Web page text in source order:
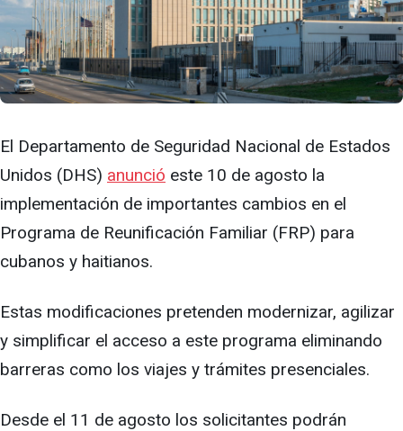
El Departamento de Seguridad Nacional de Estados
Unidos (DHS) anunció este 10 de agosto la
implementación de importantes cambios en el
Programa de Reunificación Familiar (FRP) para
cubanos y haitianos.
Estas modificaciones pretenden modernizar, agilizar
y simplificar el acceso a este programa eliminando
barreras como los viajes y trámites presenciales.
Desde el 11 de agosto los solicitantes podrán